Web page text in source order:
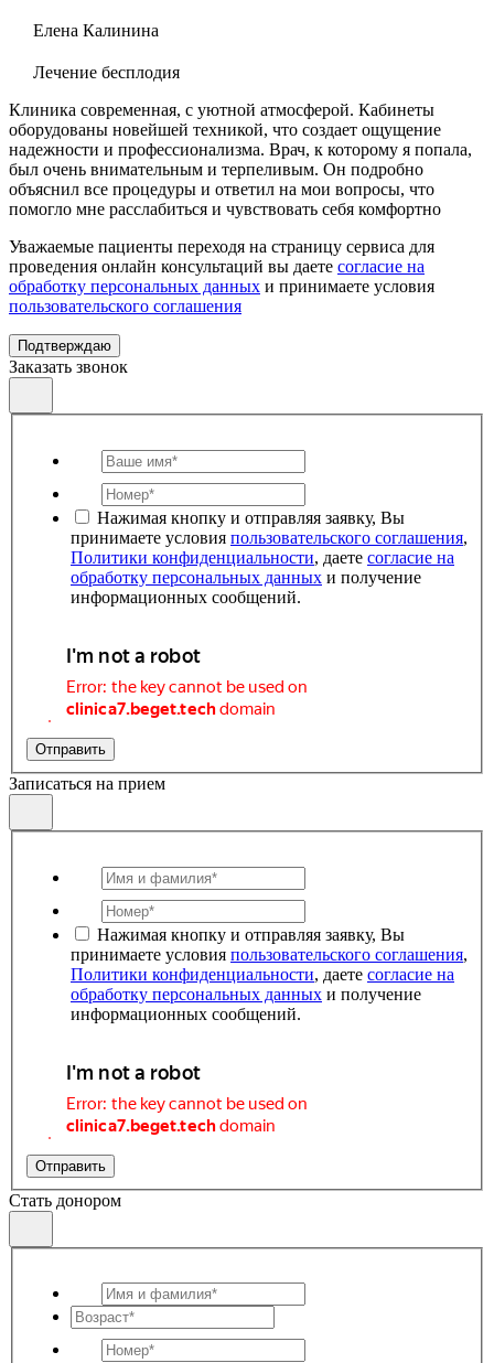
Елена Калинина
Лечение бесплодия
Клиника современная, с уютной атмосферой. Кабинеты
оборудованы новейшей техникой, что создает ощущение
надежности и профессионализма. Врач, к которому я попала,
был очень внимательным и терпеливым. Он подробно
объяснил все процедуры и ответил на мои вопросы, что
помогло мне расслабиться и чувствовать себя комфортно
Уважаемые пациенты переходя на страницу сервиса для
проведения онлайн консультаций вы даете согласие на
обработку персональных данных и принимаете условия
пользовательского соглашения
Подтверждаю
Заказать звонок
Нажимая кнопку и отправляя заявку, Вы
принимаете условия пользовательского соглашения,
Политики конфиденциальности, даете согласие на
обработку персональных данных и получение
информационных сообщений.
Отправить
Записаться на прием
Нажимая кнопку и отправляя заявку, Вы
принимаете условия пользовательского соглашения,
Политики конфиденциальности, даете согласие на
обработку персональных данных и получение
информационных сообщений.
Отправить
Стать донором